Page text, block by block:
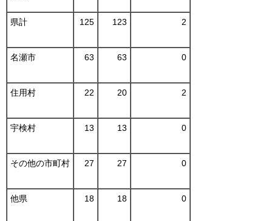
県計 125 123 2
名瀬市 63 63 0
住用村 22 20 2
宇検村 13 13 0
その他の市町村 27 27 0
他県 18 18 0